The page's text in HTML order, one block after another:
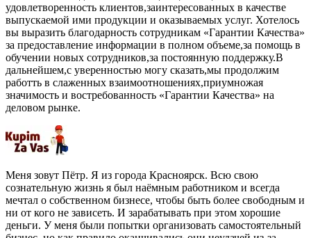
удовлетворенность клиентов,заинтересованных в качестве
выпускаемой ими продукции и оказываемых услуг. Хотелось
вы выразить благодарность сотрудникам «Гарантии Качества»
за предоставление информации в полном объеме,за помощь в
обучении новых сотрудников,за постоянную поддержку.В
дальнейшем,с уверенностью могу сказать,мы продолжим
работть в слаженных взаимоотношениях,приумножая
значимость и востребованность «Гарантии Качества» на
деловом рынке.
Меня зовут Пётр. Я из города Красноярск. Всю свою
сознательную жизнь я был наёмным работником и всегда
мечтал о собственном бизнесе, чтобы быть более свободным и
ни от кого не зависеть. И зарабатывать при этом хорошие
деньги. У меня были попытки организовать самостоятельный